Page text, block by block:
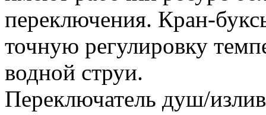
переключения. Кран-
точную регулировку
водной струи.
Переключатель душ/